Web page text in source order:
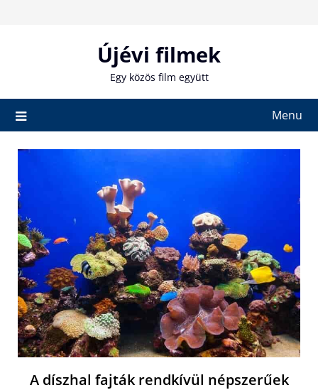
Újévi filmek
Egy közös film együtt
Menu
A díszhal fajták rendkívül népszerűek